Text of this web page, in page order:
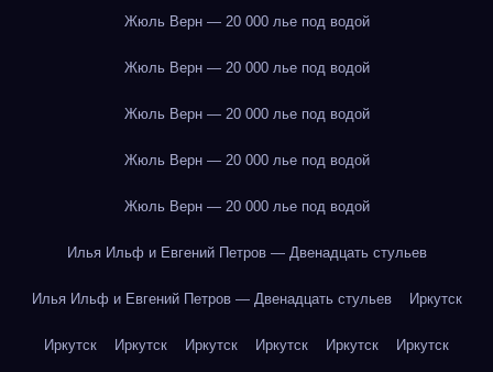
Жюль Верн — 20 000 лье под водой
Жюль Верн — 20 000 лье под водой
Жюль Верн — 20 000 лье под водой
Жюль Верн — 20 000 лье под водой
Жюль Верн — 20 000 лье под водой
Илья Ильф и Евгений Петров — Двенадцать стульев
Илья Ильф и Евгений Петров — Двенадцать стульев Иркутск
Иркутск Иркутск Иркутск Иркутск Иркутск Иркутск